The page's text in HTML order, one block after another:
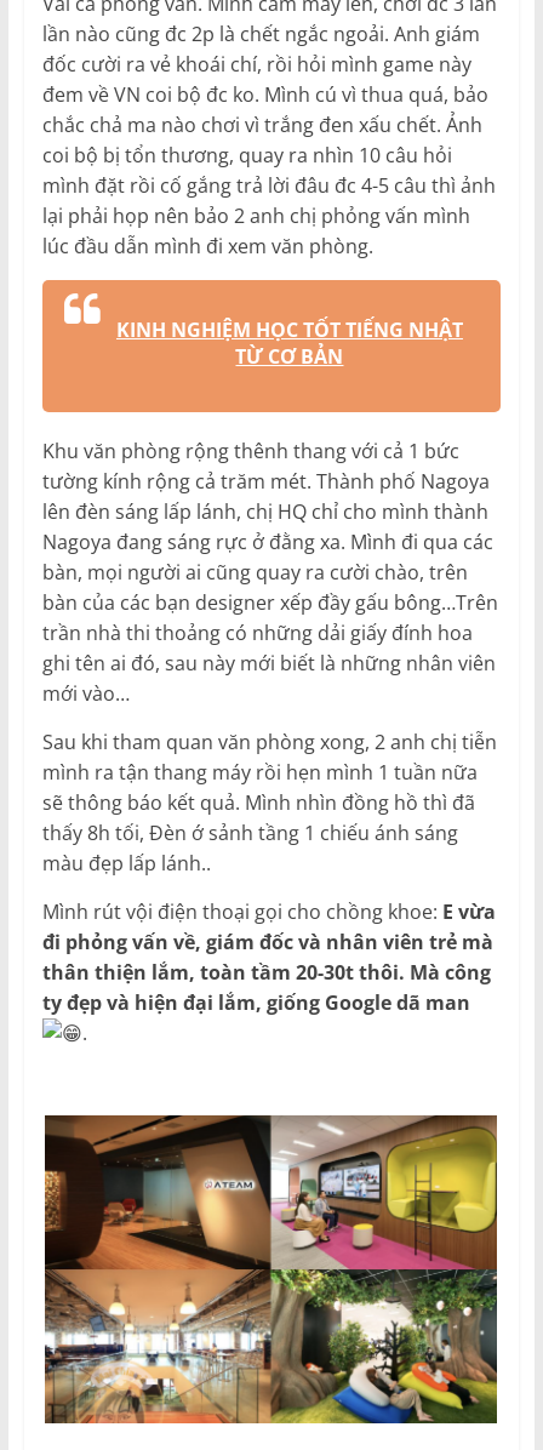
lần nào cũng đc 2p là chết ngắc ngoải. Anh giám
đốc cười ra vẻ khoái chí, rồi hỏi mình game này
đem về VN coi bộ đc ko. Mình cú vì thua quá, bảo
chắc chả ma nào chơi vì trắng đen xấu chết. Ảnh
coi bộ bị tổn thương, quay ra nhìn 10 câu hỏi
mình đặt rồi cố gắng trả lời đâu đc 4-5 câu thì ảnh
lại phải họp nên bảo 2 anh chị phỏng vấn mình
lúc đầu dẫn mình đi xem văn phòng.
KINH NGHIỆM HỌC TỐT TIẾNG NHẬT
TỪ CƠ BẢN
Khu văn phòng rộng thênh thang với cả 1 bức
tường kính rộng cả trăm mét. Thành phố Nagoya
lên đèn sáng lấp lánh, chị HQ chỉ cho mình thành
Nagoya đang sáng rực ở đằng xa. Mình đi qua các
bàn, mọi người ai cũng quay ra cười chào, trên
bàn của các bạn designer xếp đầy gấu bông…Trên
trần nhà thi thoảng có những dải giấy đính hoa
ghi tên ai đó, sau này mới biết là những nhân viên
mới vào…
Sau khi tham quan văn phòng xong, 2 anh chị tiễn
mình ra tận thang máy rồi hẹn mình 1 tuần nữa
sẽ thông báo kết quả. Mình nhìn đồng hồ thì đã
thấy 8h tối, Đèn ớ sảnh tầng 1 chiếu ánh sáng
màu đẹp lấp lánh..
Mình rút vội điện thoại gọi cho chồng khoe: E vừa
đi phỏng vấn về, giám đốc và nhân viên trẻ mà
thân thiện lắm, toàn tầm 20-30t thôi. Mà công
ty đẹp và hiện đại lắm, giống Google dã man
.